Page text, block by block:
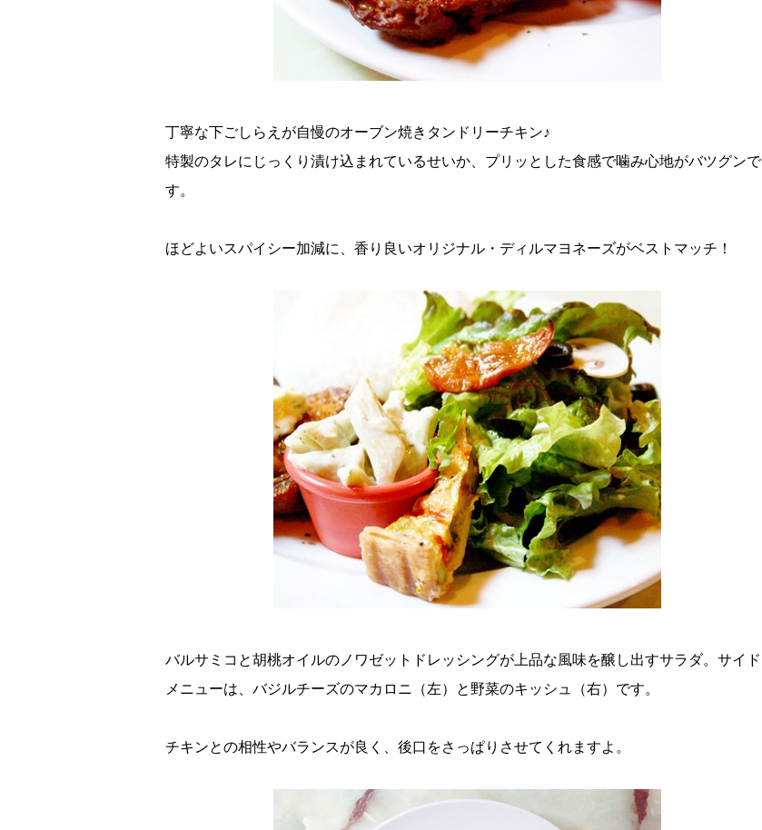
丁寧な下ごしらえが自慢のオーブン焼きタンドリーチキン♪
特製のタレにじっくり漬け込まれているせいか、プリッとした食感で噛み心地がバツグンで
す。
ほどよいスパイシー加減に、香り良いオリジナル・ディルマヨネーズがベストマッチ！
バルサミコと胡桃オイルのノワゼットドレッシングが上品な風味を醸し出すサラダ。サイド
メニューは、バジルチーズのマカロニ（左）と野菜のキッシュ（右）です。
チキンとの相性やバランスが良く、後口をさっぱりさせてくれますよ。